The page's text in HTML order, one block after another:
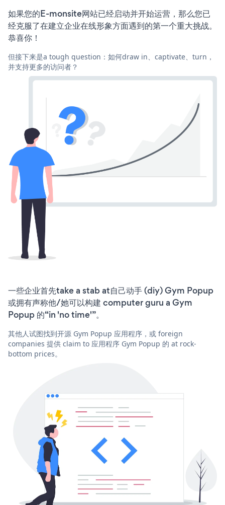
如果您的E-monsite网站已经启动并开始运营，那么您已
经克服了在建立企业在线形象方面遇到的第一个重大挑战。
恭喜你！
但接下来是a tough question：如何draw in、captivate、turn，
并支持更多的访问者？
一些企业首先take a stab at自己动手 (diy) Gym Popup
或拥有声称他/她可以构建 computer guru a Gym
Popup 的“in 'no time'”。
其他人试图找到开源 Gym Popup 应用程序，或 foreign
companies 提供 claim to 应用程序 Gym Popup 的 at rock-
bottom prices。